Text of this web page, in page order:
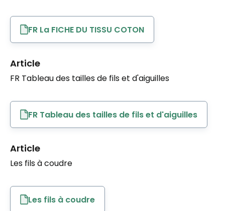
FR La FICHE DU TISSU COTON
Article
FR Tableau des tailles de fils et d'aiguilles
FR Tableau des tailles de fils et d'aiguilles
Article
Les fils à coudre
Les fils à coudre